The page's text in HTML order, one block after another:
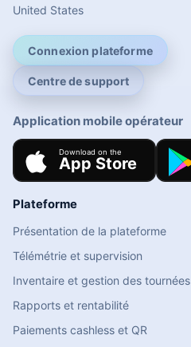
United States
Connexion plateforme
Centre de support
Application mobile opérateur
Plateforme
Présentation de la plateforme
Télémétrie et supervision
Inventaire et gestion des tournées
Rapports et rentabilité
Paiements cashless et QR